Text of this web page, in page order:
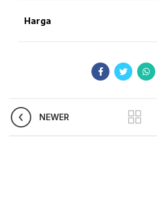
Harga
NEWER